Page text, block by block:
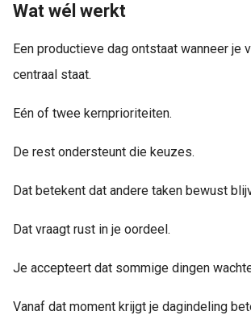
Wat wél werkt
Een productieve dag ontstaat wanneer je
centraal staat.
Eén of twee kernprioriteiten.
De rest ondersteunt die keuzes.
Dat betekent dat andere taken bewust
Dat vraagt rust in je oordeel.
Je accepteert dat sommige dingen
Vanaf dat moment krijgt je dagindeling